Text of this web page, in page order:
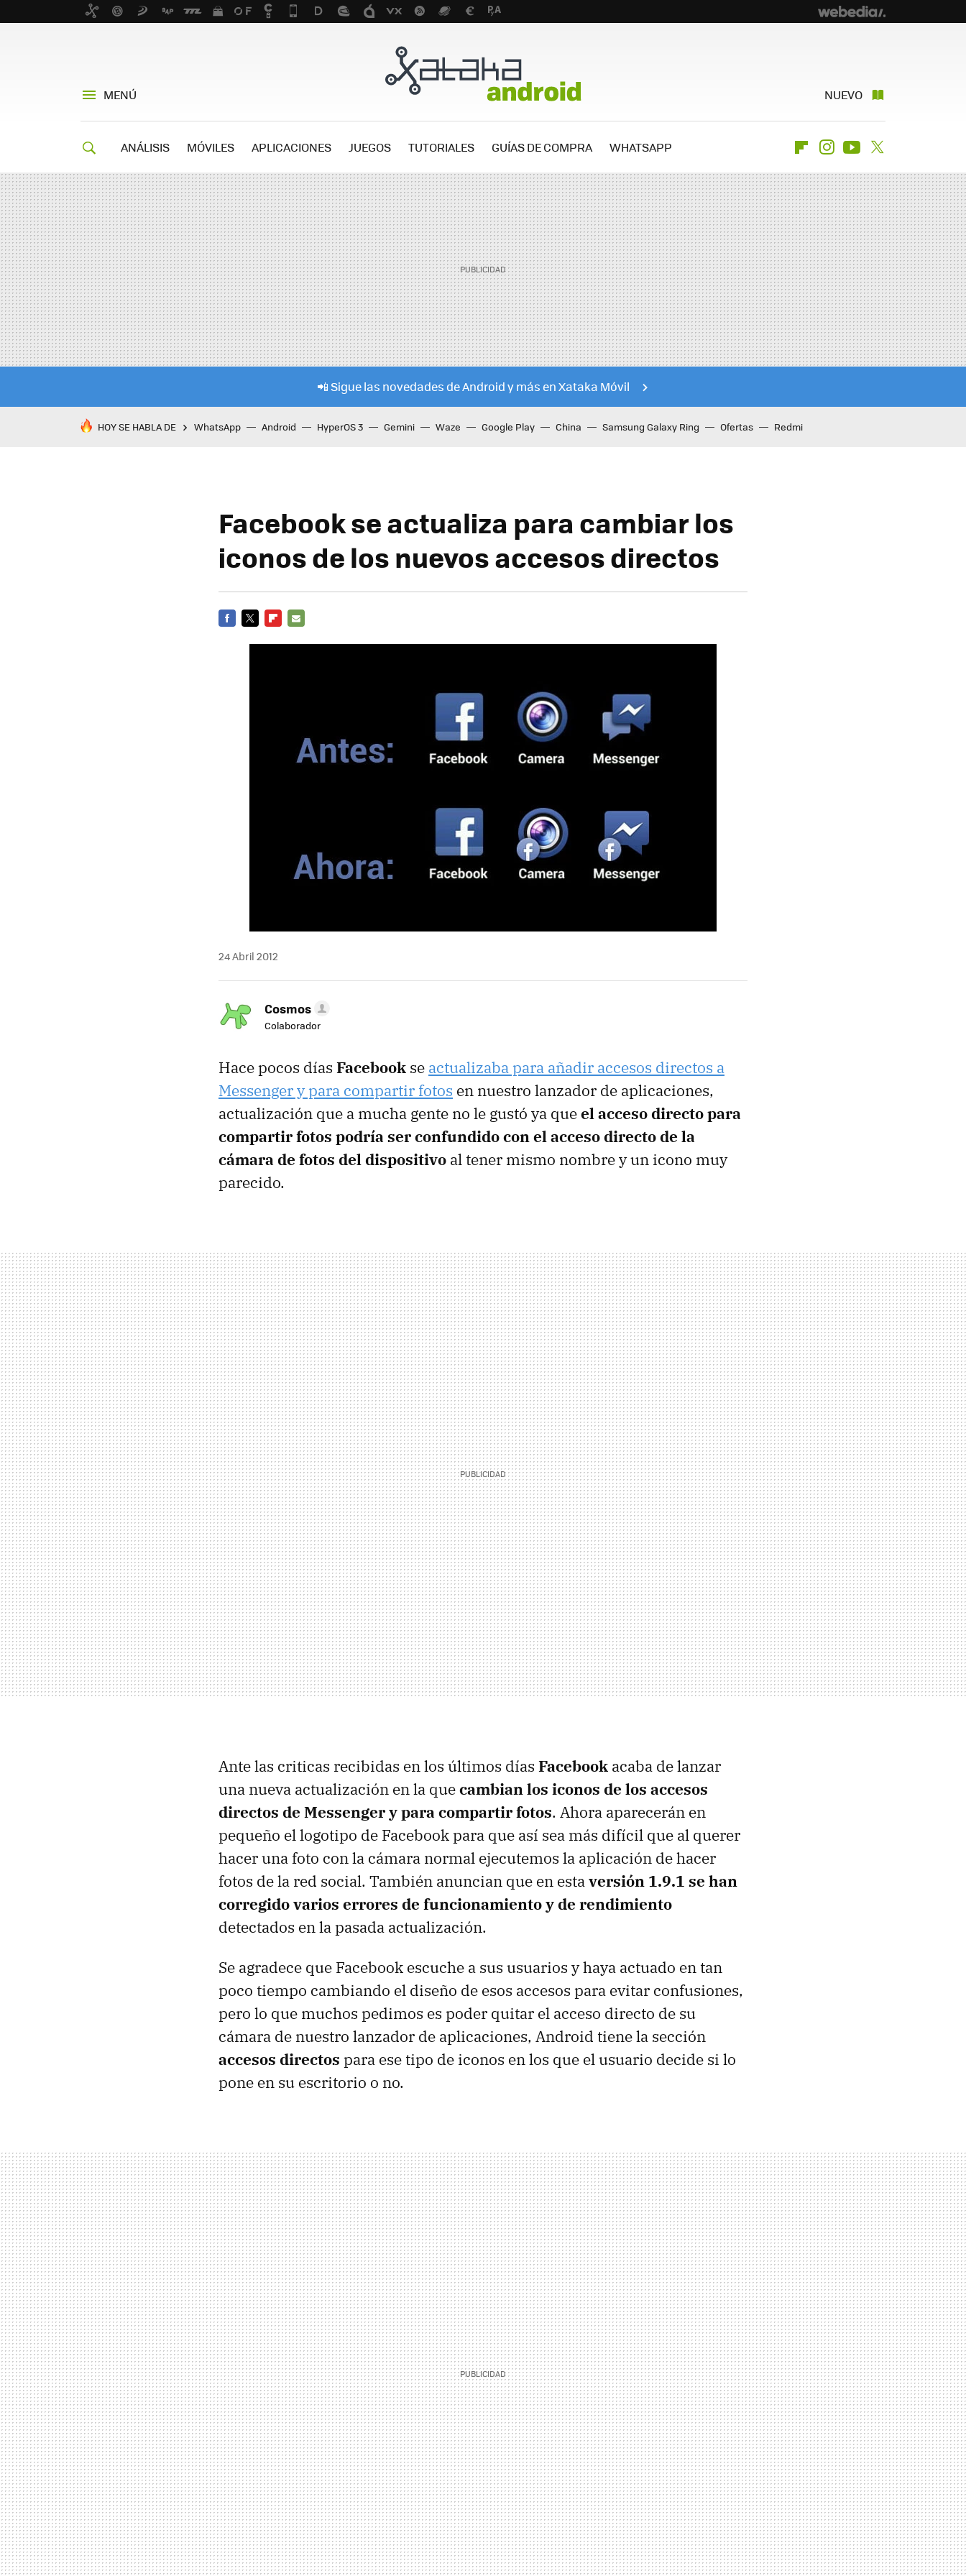
MENÚ NUEVO
ANÁLISIS MÓVILES APLICACIONES JUEGOS TUTORIALES GUÍAS DE COMPRA WHATSAPP FlipboardInstagramYoutube
📲 Sigue las novedades de Android y más en Xataka Móvil
HOY SE HABLA DE WhatsApp Android HyperOS 3 Gemini Waze Google Play China Samsung Galaxy Ring Ofertas Redmi
Facebook se actualiza para cambiar los
iconos de los nuevos accesos directos
24 Abril 2012
Cosmos
Colaborador
Hace pocos días Facebook se actualizaba para añadir accesos directos a
Messenger y para compartir fotos en nuestro lanzador de aplicaciones,
actualización que a mucha gente no le gustó ya queel acceso directo para
compartir fotos podría ser confundido con el acceso directo de la
cámara de fotos del dispositivo al tener mismo nombre y un icono muy
parecido.
Ante las criticas recibidas en los últimos días Facebook acaba de lanzar
una nueva actualización en la quecambian los iconos de los accesos
directos de Messenger y para compartir fotos. Ahora aparecerán en
pequeño el logotipo de Facebook para que así sea más difícil que al querer
hacer una foto con la cámara normal ejecutemos la aplicación de hacer
fotos de la red social. También anuncian que en estaversión 1.9.1 se han
corregido varios errores de funcionamiento y de rendimiento
detectados en la pasada actualización.
Se agradece que Facebook escuche a sus usuarios y haya actuado en tan
poco tiempo cambiando el diseño de esos accesos para evitar confusiones,
pero lo que muchos pedimos es poder quitar el acceso directo de su
cámara de nuestro lanzador de aplicaciones, Android tiene la sección
accesos directos para ese tipo de iconos en los que el usuario decide si lo
pone en su escritorio o no.